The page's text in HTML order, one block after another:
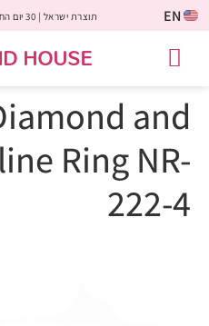
EN תוצרת ישראל | 30 יום החזר כספי | משלוח חינם
HOUSE
and
Ring NR-
222-4